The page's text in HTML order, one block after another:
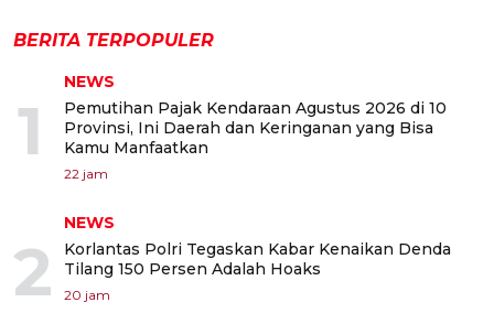
BERITA TERPOPULER
1
NEWS
Pemutihan Pajak Kendaraan Agustus 2026 di 10
Provinsi, Ini Daerah dan Keringanan yang Bisa
Kamu Manfaatkan
22 jam
2
NEWS
Korlantas Polri Tegaskan Kabar Kenaikan Denda
Tilang 150 Persen Adalah Hoaks
20 jam